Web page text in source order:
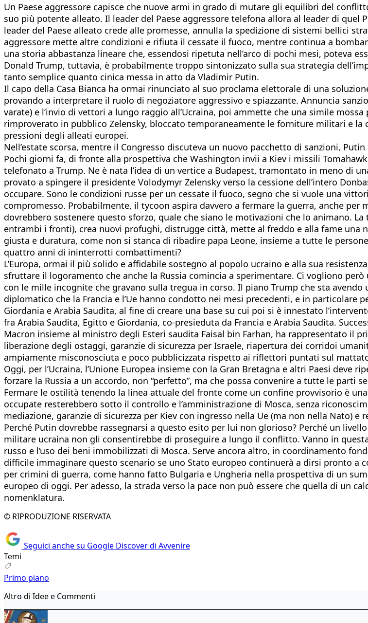
Un Paese aggressore capisce che nuove armi in grado di mutare gli equilibri del
suo più potente alleato. Il leader del Paese aggressore telefona allora al leader di quel
leader del Paese alleato crede alle promesse, annulla la spedizione di sistemi bellici
aggressore mette altre condizioni e rifiuta il cessate il fuoco, mentre continua a
una storia abbastanza lineare che, essendosi ripetuta nell’arco di pochi mesi, poteva
Donald Trump, tuttavia, è probabilmente troppo sintonizzato sulla sua strategia
tanto semplice quanto cinica messa in atto da Vladimir Putin.
Il capo della Casa Bianca ha ormai rinunciato al suo proclama elettorale di una
provando a interpretare il ruolo di negoziatore aggressivo e spiazzante. Annuncia
varate) e l’invio di vettori a lungo raggio all’Ucraina, poi ammette che una simile
rimproverato in pubblico Zelensky, bloccato temporaneamente le forniture militari e la
pressioni degli alleati europei.
Nell’estate scorsa, mentre il Congresso discuteva un nuovo pacchetto di sanzioni,
Pochi giorni fa, di fronte alla prospettiva che Washington invii a Kiev i missili
telefonato a Trump. Ne è nata l’idea di un vertice a Budapest, tramontato in meno di
provato a spingere il presidente Volodymyr Zelensky verso la cessione dell’intero
occupare. Sono le condizioni russe per un cessate il fuoco, segno che si vuole una
compromesso. Probabilmente, il tycoon aspira davvero a fermare la guerra, anche
dovrebbero sostenere questo sforzo, quale che siano le motivazioni che lo animano.
entrambi i fronti), crea nuovi profughi, distrugge città, mette al freddo e alla fame una
giusta e duratura, come non si stanca di ribadire papa Leone, insieme a tutte le
quattro anni di ininterrotti combattimenti?
L’Europa, ormai il più solido e affidabile sostegno al popolo ucraino e alla sua
sfruttare il logoramento che anche la Russia comincia a sperimentare. Ci vogliono
con le mille incognite che gravano sulla tregua in corso. Il piano Trump che sta
diplomatico che la Francia e l’Ue hanno condotto nei mesi precedenti, e in
Giordania e Arabia Saudita, al fine di creare una base su cui poi si è innestato
fra Arabia Saudita, Egitto e Giordania, co-presieduta da Francia e Arabia Saudita.
Macron insieme al ministro degli Esteri saudita Faisal bin Farhan, ha rappresentato il
liberazione degli ostaggi, garanzie di sicurezza per Israele, riapertura dei corridoi
ampiamente misconosciuta e poco pubblicizzata rispetto ai riflettori puntati sul
Oggi, per l’Ucraina, l’Unione Europea insieme con la Gran Bretagna e altri Paesi deve
forzare la Russia a un accordo, non “perfetto”, ma che possa convenire a tutte le parti
Fermare le ostilità tenendo la linea attuale del fronte come un confine provvisorio è
occupate resterebbero sotto il controllo e l’amministrazione di Mosca, senza
mediazione, garanzie di sicurezza per Kiev con ingresso nella Ue (ma non nella Nato) e
Perché Putin dovrebbe rassegnarsi a questo esito per lui non glorioso? Perché un
militare ucraina non gli consentirebbe di proseguire a lungo il conflitto. Vanno in
russo e l’uso dei beni immobilizzati di Mosca. Serve ancora altro, in coordinamento
difficile immaginare questo scenario se uno Stato europeo continuerà a dirsi pronto
per crimini di guerra, come hanno fatto Bulgaria e Ungheria nella prospettiva di un
europeo di oggi. Per adesso, la strada verso la pace non può essere che quella di un
nomenklatura.
© RIPRODUZIONE RISERVATA
Seguici anche su Google Discover di Avvenire
Temi
Primo piano
Altro di Idee e Commenti